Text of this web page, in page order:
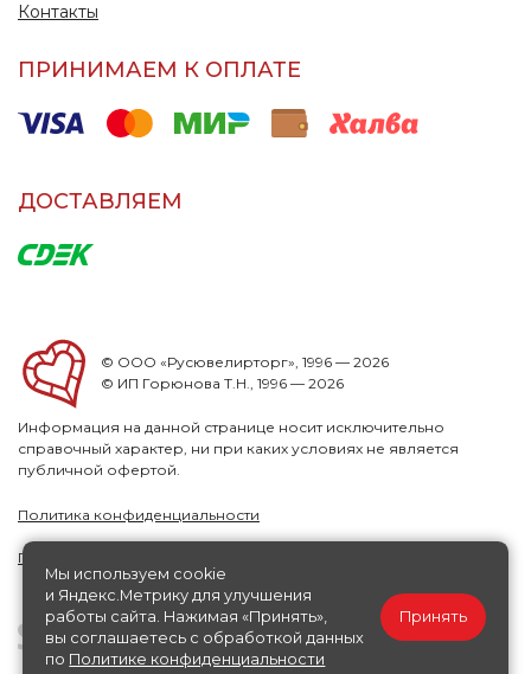
Контакты
ПРИНИМАЕМ К ОПЛАТЕ
ДОСТАВЛЯЕМ
© ООО «Русювелирторг», 1996 — 2026
© ИП Горюнова Т.Н., 1996 — 2026
Информация на данной странице носит исключительно
справочный характер, ни при каких условиях не является
публичной офертой.
Политика конфиденциальности
Публичная офера
Мы используем cookie
и Яндекс.Метрику для улучшения
работы сайта. Нажимая «Принять»,
вы соглашаетесь с обработкой данных
по Политике конфиденциальности
Принять